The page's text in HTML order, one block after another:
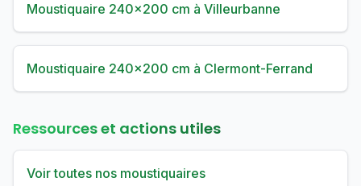
Moustiquaire 240×200 cm à Villeurbanne
Moustiquaire 240×200 cm à Clermont-Ferrand
Ressources et actions utiles
Voir toutes nos moustiquaires